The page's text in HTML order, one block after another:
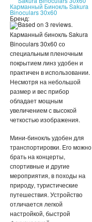
Карманный Бинокль Sakura
Binoculars 30x60
Бренд:
Карманный бинокль Sakura
Binoculars 30x60 со
специальным пленочным
покрытием линз удобен и
практичен в использовании.
Несмотря на небольшой
размер и вес прибор
обладает мощным
увеличением с высокой
четкостью изображения.
Мини-бинокль удобен для
транспортировки. Его можно
брать на концерты,
спортивные и другие
мероприятия, в походы на
природу, туристические
путешествия. Устройство
отличается легкой
настройкой, быстрой